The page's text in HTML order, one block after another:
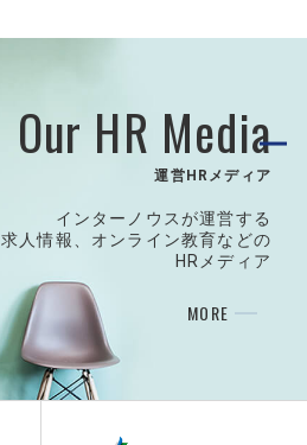
Our HR Media
運営HRメディア
インターノウスが運営する
求人情報、 オンライン教育などの
HRメディア
MORE